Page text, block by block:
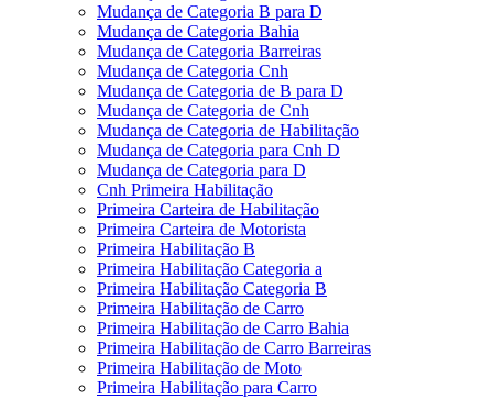
Mudança de Categoria B para D
Mudança de Categoria Bahia
Mudança de Categoria Barreiras
Mudança de Categoria Cnh
Mudança de Categoria de B para D
Mudança de Categoria de Cnh
Mudança de Categoria de Habilitação
Mudança de Categoria para Cnh D
Mudança de Categoria para D
Cnh Primeira Habilitação
Primeira Carteira de Habilitação
Primeira Carteira de Motorista
Primeira Habilitação B
Primeira Habilitação Categoria a
Primeira Habilitação Categoria B
Primeira Habilitação de Carro
Primeira Habilitação de Carro Bahia
Primeira Habilitação de Carro Barreiras
Primeira Habilitação de Moto
Primeira Habilitação para Carro